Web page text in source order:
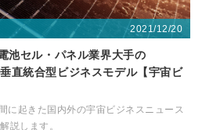
2021/12/20
セル・パネル業界大手の
直統合型ビジネスモデル【宇宙ビ
に起きた国内外の宇宙ビジネスニュース
説します。